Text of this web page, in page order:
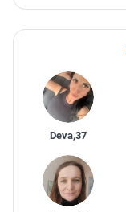
Deva,37